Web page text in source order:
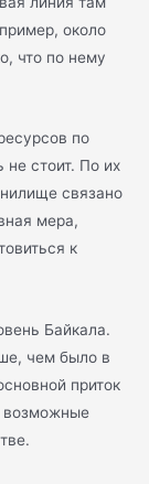
около
что по нему
по
не стоит. По их
связано
мера,
к
Байкала.
чем было в
приток
возможные